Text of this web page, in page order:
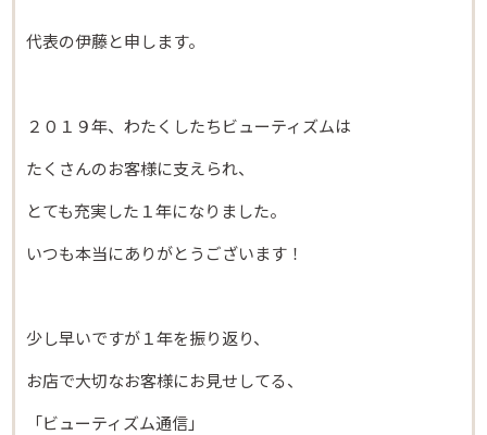
代表の伊藤と申します。
２０１９年、わたくしたちビューティズムは
たくさんのお客様に支えられ、
とても充実した１年になりました。
いつも本当にありがとうございます！
少し早いですが１年を振り返り、
お店で大切なお客様にお見せしてる、
「ビューティズム通信」